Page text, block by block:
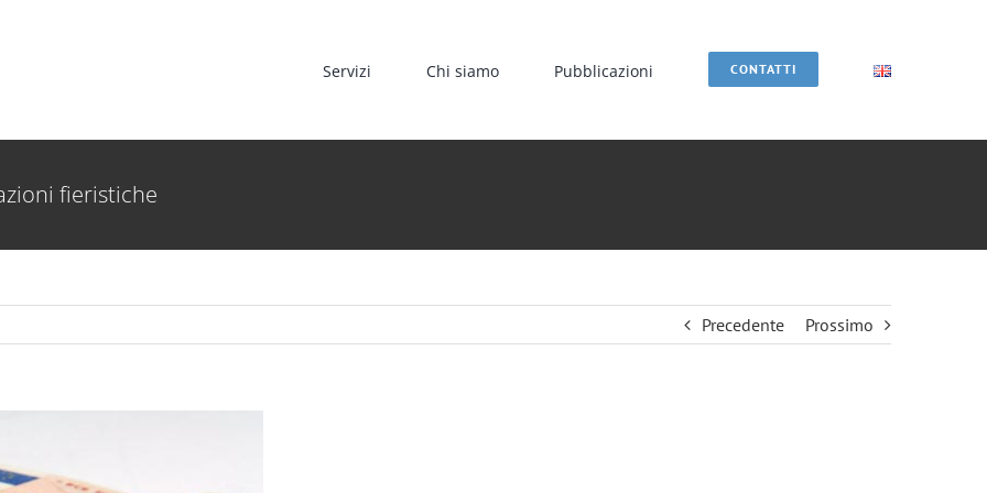
Servizi Chi siamo Pubblicazioni CONTATTI
fieristiche
Precedente Prossimo